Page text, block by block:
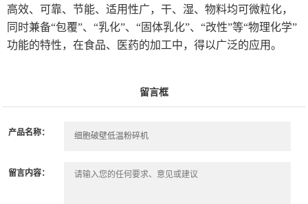
高效、可靠、节能、适用性广，干、湿、物料均可微粒化，
同时兼备“包覆”、“乳化”、“固体乳化”、“改性”等“物理化学”
功能的特性，在食品、医药的加工中，得以广泛的应用。
留言框
产品名称：
留言内容：